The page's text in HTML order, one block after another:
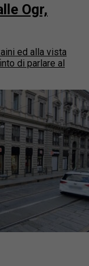
Ogr,
ed alla vista
di parlare al